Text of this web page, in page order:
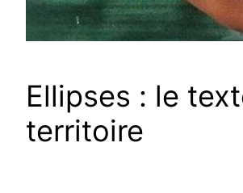
Ellipses : le
territoire